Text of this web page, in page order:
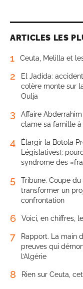
ARTICLES LES
1 Ceuta, Melilla et
2
El Jadida:
colère monte sur
Oulja
3
Affaire
clame sa famille à
4
Élargir la Botola
Législatives):
syndrome des
5
Tribune. Coupe
transformer un
confrontation
6 Voici, en chiffres,
7
Rapport. La main
preuves qui
l’Algérie
8 Rien sur Ceuta,